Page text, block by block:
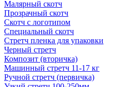
Малярный скотч
Прозрачный скотч
Скотч с логотипом
Специальный скотч
Стретч пленка для упаковки
Черный стретч
Композит (вторичка)
Машинный стретч 11-17 кг
Ручной стретч (первичка)